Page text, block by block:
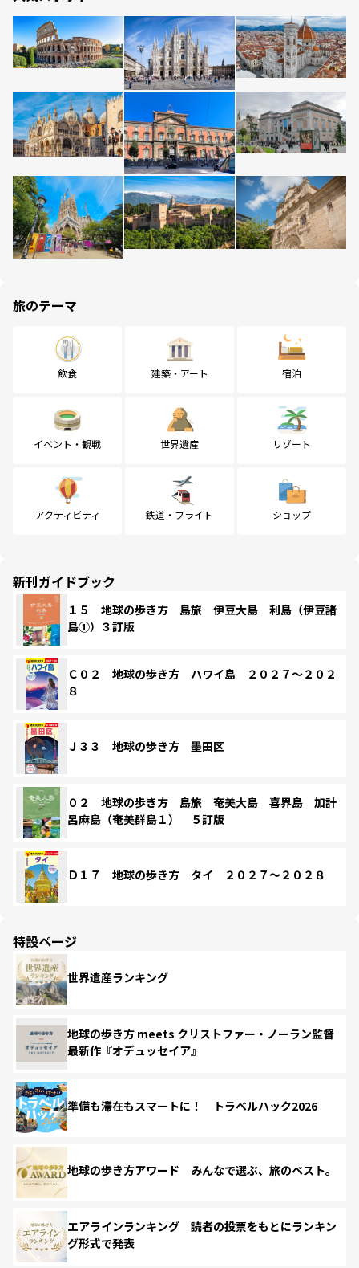
旅のテーマ
飲食 建築・アート 宿泊
イベント・観戦 世界遺産 リゾート
アクティビティ 鉄道・フライト ショップ
新刊ガイドブック
１５ 地球の歩き方 島旅 伊豆大島 利島（伊豆諸
島①）３訂版
Ｃ０２ 地球の歩き方 ハワイ島 ２０２７～２０２
８
Ｊ３３ 地球の歩き方 墨田区
０２ 地球の歩き方 島旅 奄美大島 喜界島 加計
呂麻島（奄美群島１） ５訂版
Ｄ１７ 地球の歩き方 タイ ２０２７～２０２８
特設ページ
世界遺産ランキング
地球の歩き方 meets クリストファー・ノーラン監督
最新作『オデュッセイア』
準備も滞在もスマートに！ トラベルハック2026
地球の歩き方アワード みんなで選ぶ、旅のベスト。
エアラインランキング 読者の投票をもとにランキン
グ形式で発表